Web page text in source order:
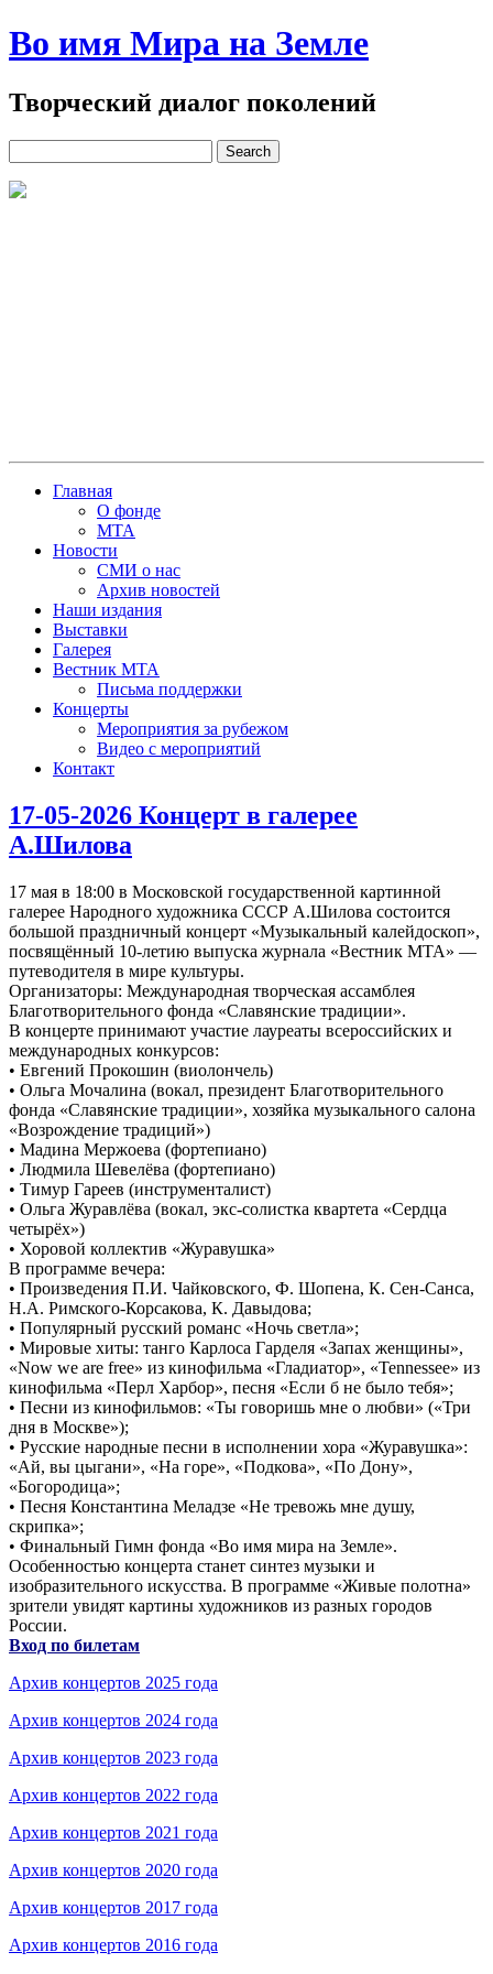
Во имя Мира на Земле
Творческий диалог поколений
Главная
О фонде
МТА
Новости
СМИ о нас
Архив новостей
Наши издания
Выставки
Галерея
Вестник МТА
Письма поддержки
Концерты
Мероприятия за рубежом
Видео с мероприятий
Контакт
17-05-2026 Концерт в галерее
А.Шилова
17 мая в 18:00 в Московской государственной картинной
галерее Народного художника СССР А.Шилова состоится
большой праздничный концерт «Музыкальный калейдоскоп»,
посвящённый 10-летию выпуска журнала «Вестник МТА» —
путеводителя в мире культуры.
Организаторы: Международная творческая ассамблея
Благотворительного фонда «Славянские традиции».
В концерте принимают участие лауреаты всероссийских и
международных конкурсов:
• Евгений Прокошин (виолончель)
• Ольга Мочалина (вокал, президент Благотворительного
фонда «Славянские традиции», хозяйка музыкального салона
«Возрождение традиций»)
• Мадина Мержоева (фортепиано)
• Людмила Шевелёва (фортепиано)
• Тимур Гареев (инструменталист)
• Ольга Журавлёва (вокал, экс-солистка квартета «Сердца
четырёх»)
• Хоровой коллектив «Журавушка»
В программе вечера:
• Произведения П.И. Чайковского, Ф. Шопена, К. Сен-Санса,
Н.А. Римского-Корсакова, К. Давыдова;
• Популярный русский романс «Ночь светла»;
• Мировые хиты: танго Карлоса Гарделя «Запах женщины»,
«Now we are free» из кинофильма «Гладиатор», «Tennessee» из
кинофильма «Перл Харбор», песня «Если б не было тебя»;
• Песни из кинофильмов: «Ты говоришь мне о любви» («Три
дня в Москве»);
• Русские народные песни в исполнении хора «Журавушка»:
«Ай, вы цыгани», «На горе», «Подкова», «По Дону»,
«Богородица»;
• Песня Константина Меладзе «Не тревожь мне душу,
скрипка»;
• Финальный Гимн фонда «Во имя мира на Земле».
Особенностью концерта станет синтез музыки и
изобразительного искусства. В программе «Живые полотна»
зрители увидят картины художников из разных городов
России.
Вход по билетам
Архив концертов 2025 года
Архив концертов 2024 года
Архив концертов 2023 года
Архив концертов 2022 года
Архив концертов 2021 года
Архив концертов 2020 года
Архив концертов 2017 года
Архив концертов 2016 года